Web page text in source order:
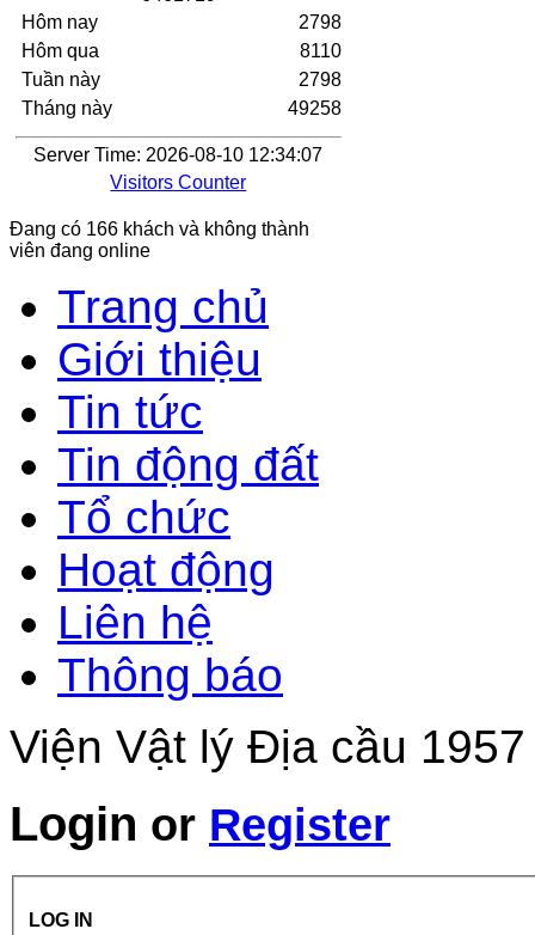
Hôm nay
Hôm qua
Tuần này
Tháng này
2798
8110
2798
49258
Server Time: 2026-08-10 12:34:07
Visitors Counter
Đang có 166 khách và không thành
viên đang online
Trang chủ
Giới thiệu
Tin tức
Tin động đất
Tổ chức
Hoạt động
Liên hệ
Thông báo
Viện Vật lý Địa cầu
Login or Register
LOG IN